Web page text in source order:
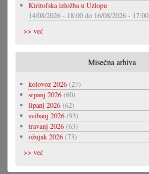
Kiritofska izložba u Uzlopu
14/08/2026 - 18:00 do 16/08/2026 - 17:00
>> već
Misečna arhiva
kolovoz 2026 (27)
srpanj 2026 (60)
lipanj 2026 (62)
svibanj 2026 (93)
travanj 2026 (63)
ožujak 2026 (73)
>> već